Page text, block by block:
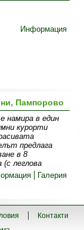
Информация
Пампорово
намира в един
курорти
предлага
в 8
леглова
Галерия
Контакти